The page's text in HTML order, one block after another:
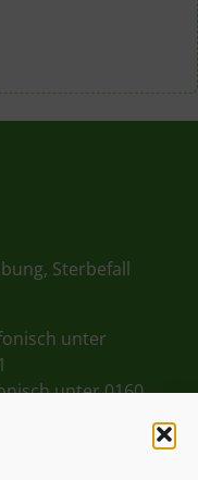
Sterbefall
unter
unter 0160